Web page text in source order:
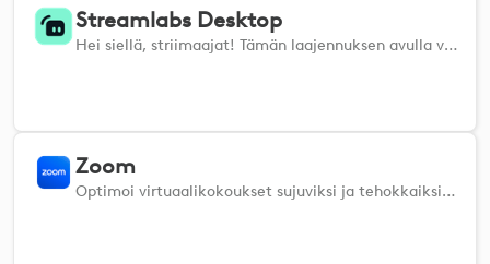
Streamlabs Desktop
Hei siellä, striimaajat! Tämän laajennuksen avulla voit hallita kaikkia Streamlabsin hienoja ominaisuuksia suoraan Logi-laitteestasi.
Zoom
Optimoi virtuaalikokoukset sujuviksi ja tehokkaiksi ja hyödynnä kehittynyttä haptista palautetta, joka on saatavana yksinomaan MX Master 4 -hiiressä, jotta kokousympäristö olisi kiinnostavampi ja reagoivampi. Zoomin tärkeimpien ominaisuuksien vaivattoman hallinnan ansiosta voit helposti mykistää tai poistaa mykistyksen, vaihtaa videota ja ilmaista reaktioita suoraan laitteestasi, mikä tehostaa työnkulkuasi ja varmistaa, että pysyt keskittyneenä jokaisessa kokouksessa.